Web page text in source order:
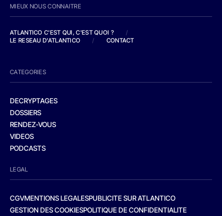
MIEUX NOUS CONNAITRE
ATLANTICO C'EST QUI, C'EST QUOI ?
/
LE RESEAU D'ATLANTICO
/ CONTACT
CATEGORIES
DECRYPTAGES
DOSSIERS
RENDEZ-VOUS
VIDEOS
PODCASTS
LEGAL
CGVMENTIONS LEGALESPUBLICITE SUR ATLANTICO
GESTION DES COOKIESPOLITIQUE DE CONFIDENTIALITE